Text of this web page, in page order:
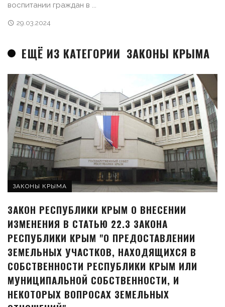
воспитании граждан в ...
29.03.2024
ЕЩЁ ИЗ КАТЕГОРИИ ЗАКОНЫ КРЫМА
ЗАКОНЫ КРЫМА
ЗАКОН РЕСПУБЛИКИ КРЫМ О ВНЕСЕНИИ
ИЗМЕНЕНИЯ В СТАТЬЮ 22.3 ЗАКОНА
РЕСПУБЛИКИ КРЫМ "О ПРЕДОСТАВЛЕНИИ
ЗЕМЕЛЬНЫХ УЧАСТКОВ, НАХОДЯЩИХСЯ В
СОБСТВЕННОСТИ РЕСПУБЛИКИ КРЫМ ИЛИ
МУНИЦИПАЛЬНОЙ СОБСТВЕННОСТИ, И
НЕКОТОРЫХ ВОПРОСАХ ЗЕМЕЛЬНЫХ